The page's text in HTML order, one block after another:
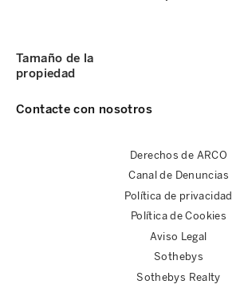
Contacte con nosotros
Tamaño de la
propiedad
Derechos de ARCO
Canal de Denuncias
Política de privacidad
Política de Cookies
Aviso Legal
Sothebys
Sothebys Realty